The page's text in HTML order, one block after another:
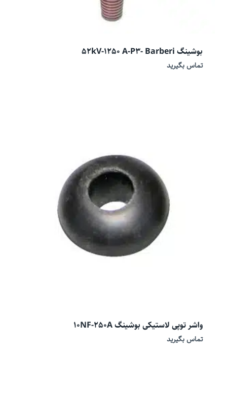
بوشینگ 52kV-1250 A-P3- Barberi
تماس بگیرید
واشر توپی لاستیکی بوشینگ 10NF-250A
تماس بگیرید